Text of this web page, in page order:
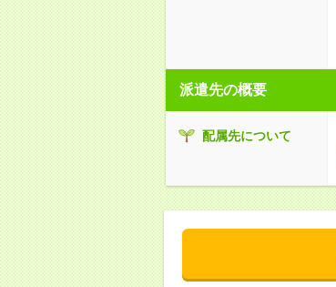
派遣先の概要
配属先について